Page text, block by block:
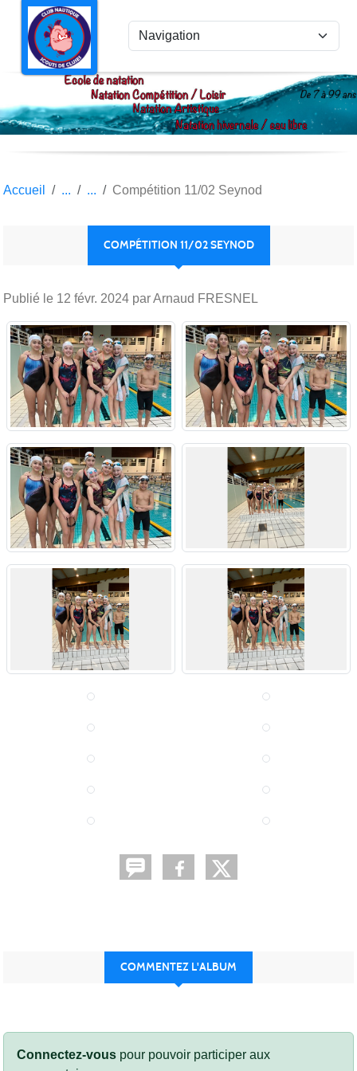
Accueil Compétition 11/02 Seynod
COMPÉTITION 11/02 SEYNOD
Publié le 12 févr. 2024 par Arnaud FRESNEL
COMMENTEZ L'ALBUM
Connectez-vous pour pouvoir participer aux
Panneau de gestion des cookies